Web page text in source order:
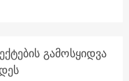
გამოსყიდვა